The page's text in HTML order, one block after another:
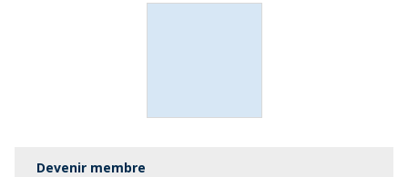
Devenir membre